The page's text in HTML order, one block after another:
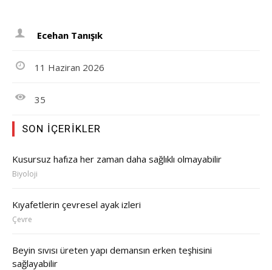
Ecehan Tanışık
11 Haziran 2026
35
SON İÇERIKLER
Kusursuz hafıza her zaman daha sağlıklı olmayabilir
Biyoloji
Kıyafetlerin çevresel ayak izleri
Çevre
Beyin sıvısı üreten yapı demansın erken teşhisini
sağlayabilir